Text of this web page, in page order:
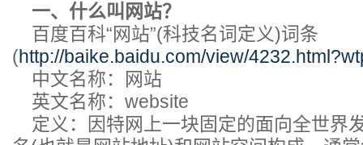
一、什么叫网站？
百度百科“网站”(科技名词定义)词条
(http://baike.baidu.com/view/
中文名称：网站
英文名称：website
定义：因特网上一块固定的面向全世界